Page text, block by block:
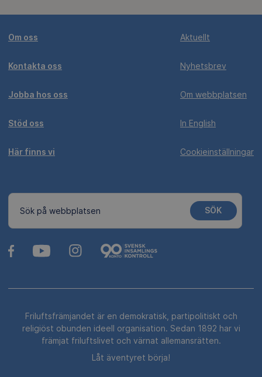
Om oss
Kontakta oss
Jobba hos oss
Stöd oss
Här finns vi
Aktuellt
Nyhetsbrev
Om webbplatsen
In English
Cookieinställningar
Sök på webbplatsen SÖK
Friluftsfrämjandet är en demokratisk, partipolitiskt och
religiöst obunden ideell organisation. Sedan 1892 har vi
främjat friluftslivet och värnat allemansrätten.
Låt äventyret börja!